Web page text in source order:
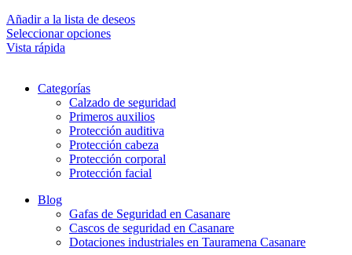
Añadir a la lista de deseos
Seleccionar opcionesEste
Las
opciones
se
pueden
elegir
en
de
producto
Vista rápida
Categorías
Calzado de seguridad
Primeros auxilios
Protección auditiva
Protección cabeza
Protección corporal
Protección facial
Blog
Gafas de Seguridad en Casanare
Cascos de seguridad en Casanare
Dotaciones industriales en Tauramena Casanare